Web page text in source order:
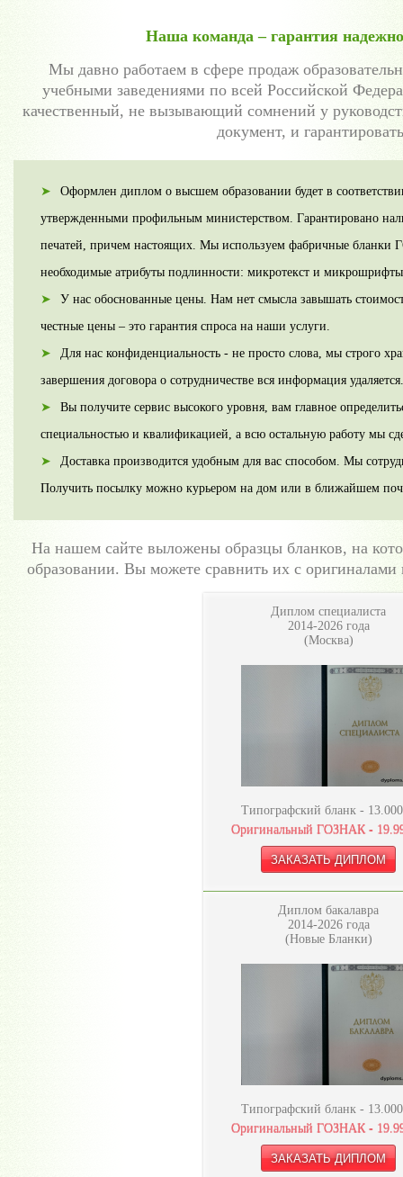
Наша команда – гарантия
Мы давно работаем в сфере продаж
учебными заведениями по всей Российской
качественный, не вызывающий сомнений у
документ, и
Оформлен диплом о высшем образовании будет в
утвержденными профильным министерством. Гарантировано
печатей, причем настоящих. Мы используем фабричные бланки
необходимые атрибуты подлинности: микротекст и
У нас обоснованные цены. Нам нет смысла завышать
честные цены – это гарантия спроса на наши услуги.
Для нас конфиденциальность - не просто слова, мы строго
завершения договора о сотрудничестве вся информация удаляется.
Вы получите сервис высокого уровня, вам главное
специальностью и квалификацией, а всю остальную работу мы
Доставка производится удобным для вас способом. Мы
Получить посылку можно курьером на дом или в ближайшем
На нашем сайте выложены образцы бланков, на
образовании. Вы можете сравнить их с
Диплом специалиста
2014-2026 года
(Москва)
Типографский бланк - 13.000
Оригинальный ГОЗНАК -
Диплом бакалавра
2014-2026 года
(Новые Бланки)
Типографский бланк - 13.000
Оригинальный ГОЗНАК -